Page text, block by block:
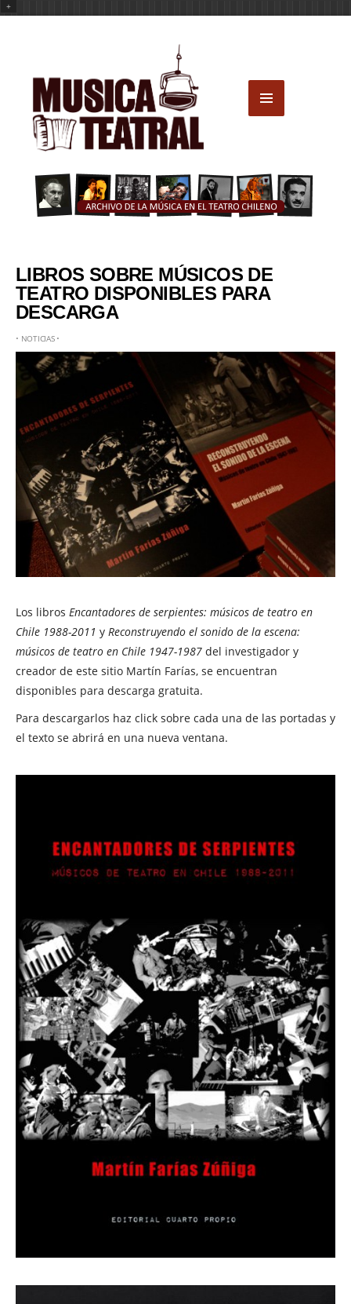
LIBROS SOBRE MÚSICOS DE
TEATRO DISPONIBLES PARA
DESCARGA
• NOTICIAS•
Los libros Encantadores de serpientes: músicos de teatro en
Chile 1988-2011 y Reconstruyendo el sonido de la escena:
músicos de teatro en Chile 1947-1987 del investigador y
creador de este sitio Martín Farías, se encuentran
disponibles para descarga gratuita.
Para descargarlos haz click sobre cada una de las portadas y
el texto se abrirá en una nueva ventana.
+